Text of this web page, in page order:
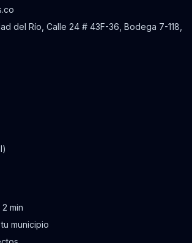
del Río, Calle 24 # 43F-36, Bodega 7-118,
min
municipio